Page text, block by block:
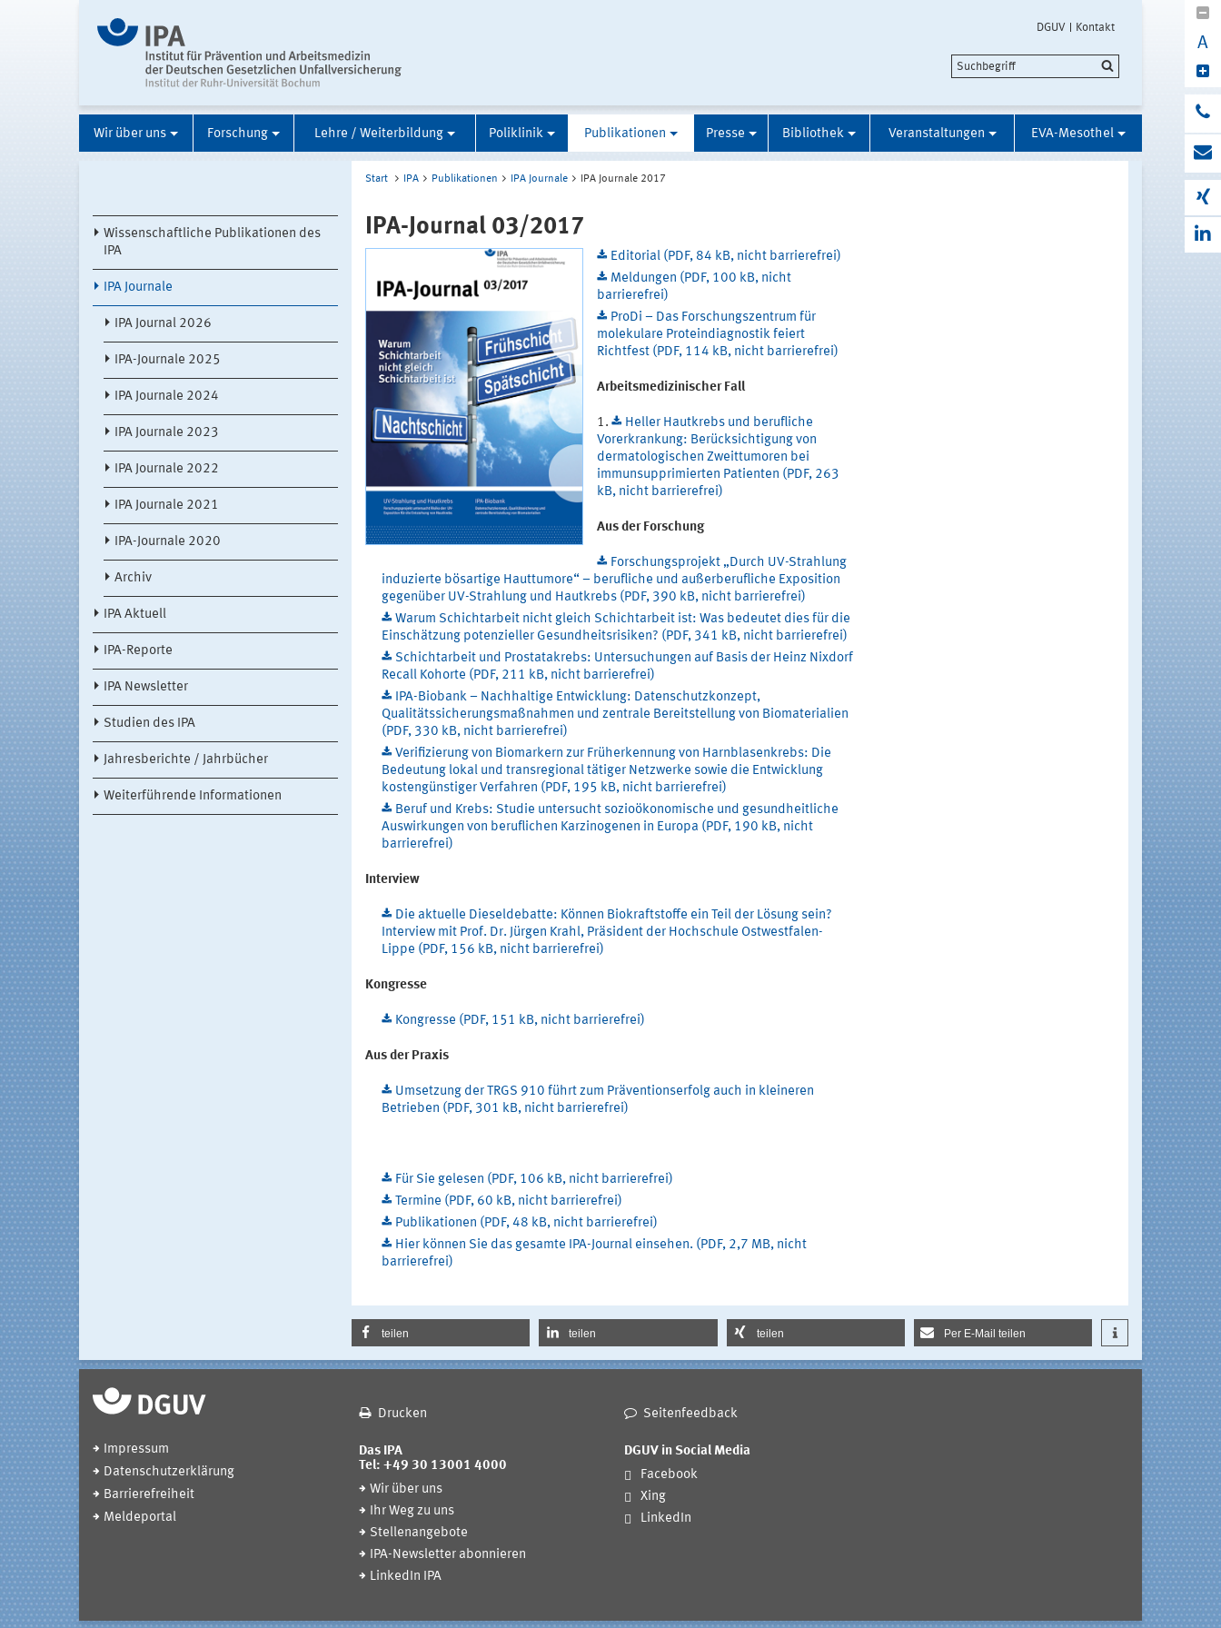
DGUV Kontakt
A
Wir über uns Forschung Lehre / Weiterbildung Poliklinik Publikationen Presse Bibliothek Veranstaltungen EVA-Mesothel
Wissenschaftliche Publikationen des
IPA
IPA Journale
IPA Journal 2026
IPA-Journale 2025
IPA Journale 2024
IPA Journale 2023
IPA Journale 2022
IPA Journale 2021
IPA-Journale 2020
Archiv
IPA Aktuell
IPA-Reporte
IPA Newsletter
Studien des IPA
Jahresberichte / Jahrbücher
Weiterführende Informationen
Start IPA Publikationen IPA Journale IPA Journale 2017
IPA-Journal 03/2017
Editorial (PDF, 84 kB, nicht barrierefrei)
Meldungen (PDF, 100 kB, nicht
barrierefrei)
ProDi – Das Forschungszentrum für
molekulare Proteindiagnostik feiert
Richtfest (PDF, 114 kB, nicht barrierefrei)
Arbeitsmedizinischer Fall
Heller Hautkrebs und berufliche
Vorerkrankung: Berücksichtigung von
dermatologischen Zweittumoren bei
immunsupprimierten Patienten (PDF, 263
kB, nicht barrierefrei)
Aus der Forschung
Forschungsprojekt „Durch UV-Strahlung
induzierte bösartige Hauttumore“ – berufliche und außerberufliche Exposition
gegenüber UV-Strahlung und Hautkrebs (PDF, 390 kB, nicht barrierefrei)
Warum Schichtarbeit nicht gleich Schichtarbeit ist: Was bedeutet dies für die
Einschätzung potenzieller Gesundheitsrisiken? (PDF, 341 kB, nicht barrierefrei)
Schichtarbeit und Prostatakrebs: Untersuchungen auf Basis der Heinz Nixdorf
Recall Kohorte (PDF, 211 kB, nicht barrierefrei)
IPA-Biobank – Nachhaltige Entwicklung: Datenschutzkonzept,
Qualitätssicherungsmaßnahmen und zentrale Bereitstellung von Biomaterialien
(PDF, 330 kB, nicht barrierefrei)
Verifizierung von Biomarkern zur Früherkennung von Harnblasenkrebs: Die
Bedeutung lokal und transregional tätiger Netzwerke sowie die Entwicklung
kostengünstiger Verfahren (PDF, 195 kB, nicht barrierefrei)
Beruf und Krebs: Studie untersucht sozioökonomische und gesundheitliche
Auswirkungen von beruflichen Karzinogenen in Europa (PDF, 190 kB, nicht
barrierefrei)
Interview
Die aktuelle Dieseldebatte: Können Biokraftstoffe ein Teil der Lösung sein?
Interview mit Prof. Dr. Jürgen Krahl, Präsident der Hochschule Ostwestfalen-
Lippe (PDF, 156 kB, nicht barrierefrei)
Kongresse
Kongresse (PDF, 151 kB, nicht barrierefrei)
Aus der Praxis
Umsetzung der TRGS 910 führt zum Präventionserfolg auch in kleineren
Betrieben (PDF, 301 kB, nicht barrierefrei)
Für Sie gelesen (PDF, 106 kB, nicht barrierefrei)
Termine (PDF, 60 kB, nicht barrierefrei)
Publikationen (PDF, 48 kB, nicht barrierefrei)
Hier können Sie das gesamte IPA-Journal einsehen. (PDF, 2,7 MB, nicht
barrierefrei)
teilen teilen teilen Per E-Mail teilen
Drucken Seitenfeedback
Impressum
Datenschutzerklärung
Barrierefreiheit
Meldeportal
Das IPA
Tel: +49 30 13001 4000
Wir über uns
Ihr Weg zu uns
Stellenangebote
IPA-Newsletter abonnieren
LinkedIn IPA
DGUV in Social Media
Facebook
Xing
LinkedIn